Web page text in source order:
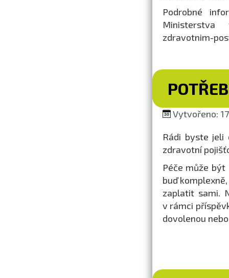
Podrobné
Ministerstva
zdravotnim-
Vytvořeno:
Rádi byste jeli
zdravotní
Péče může
buď
zaplatit sami.
v rámci
dovolenou